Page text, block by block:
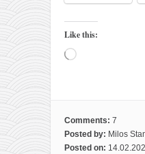
Like this:
Loading…
Comments: 7
Posted by: Milos
Posted on: